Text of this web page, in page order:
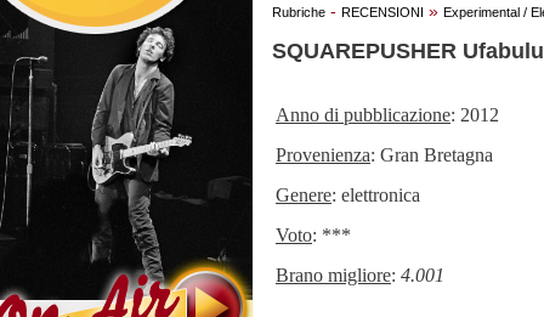
Rubriche - RECENSIONI » Experimental /
SQUAREPUSHER
Anno di pubblicazione: 2012
Provenienza: Gran Bretagna
Genere: elettronica
Voto: ***
Brano migliore: 4.001